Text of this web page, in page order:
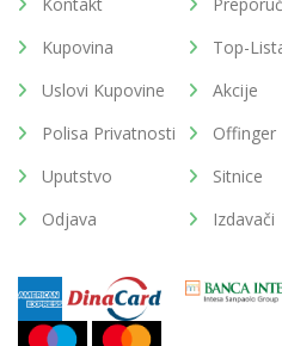
Kontakt
Kupovina
Uslovi Kupovine
Polisa Privatnosti
Uputstvo
Odjava
Top-
Akcije
Offinger
Sitnice
Izdavači